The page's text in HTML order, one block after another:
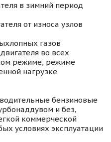
в зимний период
от износа узлов
газов
во всех
режиме, режиме
нагрузке
бензиновые
и без,
коммерческой
условиях эксплуатации